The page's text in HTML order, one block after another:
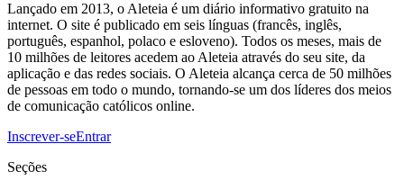
Lançado em 2013, o Aleteia é um diário informativo gratuito na
internet. O site é publicado em seis línguas (francês, inglês,
português, espanhol, polaco e esloveno). Todos os meses, mais de
10 milhões de leitores acedem ao Aleteia através do seu site, da
aplicação e das redes sociais. O Aleteia alcança cerca de 50 milhões
de pessoas em todo o mundo, tornando-se um dos líderes dos meios
de comunicação católicos online.
Inscrever-seEntrar
Seções